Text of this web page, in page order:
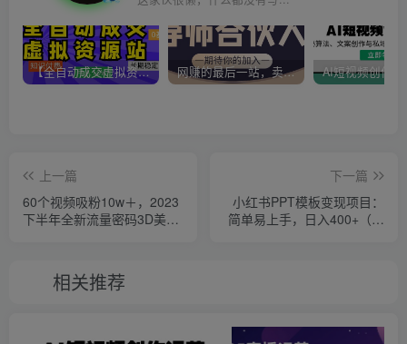
【全自动成交虚拟资源站】站长唯一陪跑项目！月入10W+~长期稳定~ 网赚的最后一站，卖项目！做网赚顶级猎食者~
上一篇
60个视频吸粉10w＋，2023
下半年全新流量密码3D美女
下一篇
小红书PPT模板变现项目：
简单易上手，日入400+（教
相关推荐